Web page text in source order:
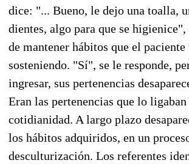
dice: "... Bueno, le dejo una toalla,
dientes, algo para que se
de mantener hábitos que el paciente
sosteniendo. "Sí", se le responde,
ingresar, sus pertenencias
Eran las pertenencias que lo ligaban
cotidianidad. A largo plazo
los hábitos adquiridos, en un
desculturización. Los referentes